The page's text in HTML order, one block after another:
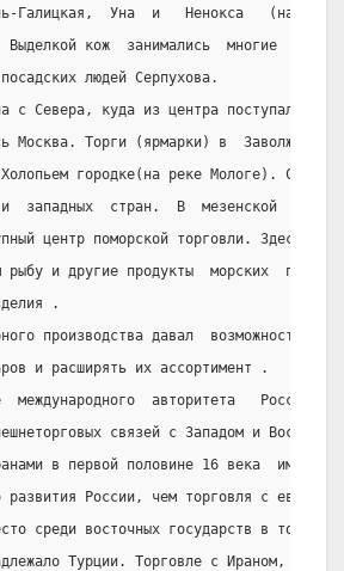
Галицкая,  Уна  и   Ненокса   (на
Выделкой кож  занимались  многие
людей Серпухова.
с Севера, куда из центра поступал
Москва. Торги (ярмарки) в  Заволжье
Холопьем городке(на реке Мологе). Сюда
западных  стран.  В  мезенской  губе
центр поморской торговли. Здесь
рыбу и другие продукты  морских
.
производства давал  возможность
и расширять их ассортимент .
международного  авторитета   России
связей с Западом и
в первой половине 16 века  имела
развития России, чем торговля с
среди восточных государств в
Турции. Торговле с Ираном,